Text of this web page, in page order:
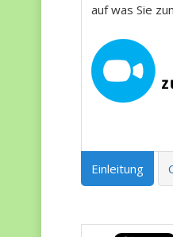
auf was Sie
Einleitung